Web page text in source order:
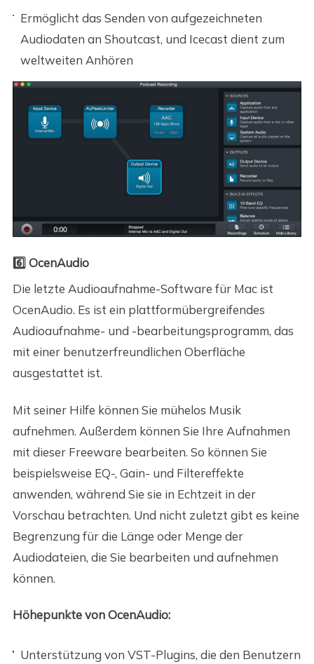
Ermöglicht das Senden von aufgezeichneten
Audiodaten an Shoutcast, und Icecast dient zum
weltweiten Anhören
6️⃣ OcenAudio
Die letzte Audioaufnahme-Software für Mac ist
OcenAudio. Es ist ein plattformübergreifendes
Audioaufnahme- und -bearbeitungsprogramm, das
mit einer benutzerfreundlichen Oberfläche
ausgestattet ist.
Mit seiner Hilfe können Sie mühelos Musik
aufnehmen. Außerdem können Sie Ihre Aufnahmen
mit dieser Freeware bearbeiten. So können Sie
beispielsweise EQ-, Gain- und Filtereffekte
anwenden, während Sie sie in Echtzeit in der
Vorschau betrachten. Und nicht zuletzt gibt es keine
Begrenzung für die Länge oder Menge der
Audiodateien, die Sie bearbeiten und aufnehmen
können.
Höhepunkte von OcenAudio:
Unterstützung von VST-Plugins, die den Benutzern